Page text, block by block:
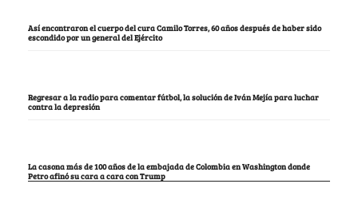
Así encontraron el cuerpo del cura Camilo Torres, 60 años después de haber sido
escondido por un general del Ejército
Regresar a la radio para comentar fútbol, la solución de Iván Mejía para luchar
contra la depresión
La casona más de 100 años de la embajada de Colombia en Washington donde
Petro afinó su cara a cara con Trump